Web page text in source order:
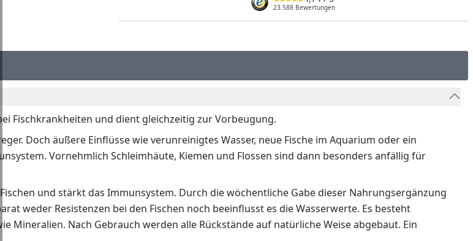
23.588 Bewertungen
Fischkrankheiten und dient gleichzeitig zur Vorbeugung.
Doch äußere Einflüsse wie verunreinigtes Wasser, neue Fische im Aquarium oder ein
Vornehmlich Schleimhäute, Kiemen und Flossen sind dann besonders anfällig für
und stärkt das Immunsystem. Durch die wöchentliche Gabe dieser Nahrungsergänzung
weder Resistenzen bei den Fischen noch beeinflusst es die Wasserwerte. Es besteht
Nach Gebrauch werden alle Rückstände auf natürliche Weise abgebaut. Ein